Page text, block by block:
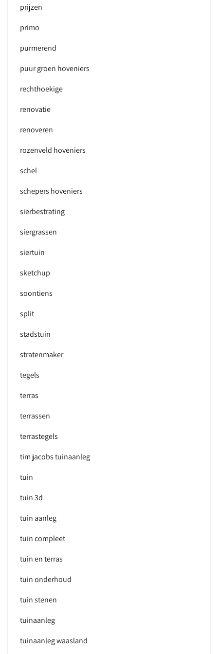
prijzen
primo
purmerend
puur groen hoveniers
rechthoekige
renovatie
renoveren
rozenveld hoveniers
schel
schepers hoveniers
sierbestrating
siergrassen
siertuin
sketchup
soontiens
split
stadstuin
stratenmaker
tegels
terras
terrassen
terrastegels
tim jacobs tuinaanleg
tuin
tuin 3d
tuin aanleg
tuin compleet
tuin en terras
tuin onderhoud
tuin stenen
tuinaanleg
tuinaanleg waasland